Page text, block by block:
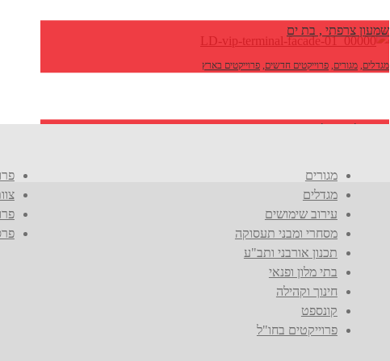
שמעון צרפתי , בת ים
מגדלים מגורים פרוייקטים חדשים פרוייקטים בארץ
מגורים
מגדלים
עירוב שימושים
מסחרי ומבני תעסוקה
תכנון אורבני ותב"ע
בתי מלון ופנאי
חינוך וקהילה
קונספט
פרוייקטים בחו"ל